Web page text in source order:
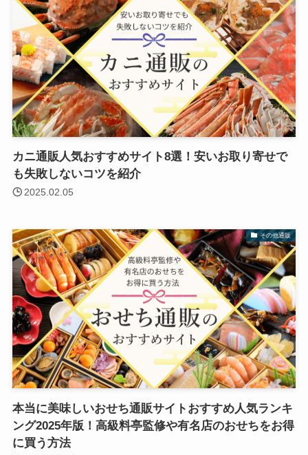
カニ通販人気おすすめサイト8選！安いお取り寄せで
も失敗しないコツを紹介
2025.02.05
その他通販
本当に美味しいおせち通販サイトおすすめ人気ランキ
ング2025年版！高級料亭監修や有名店のおせちをお得
に買う方法